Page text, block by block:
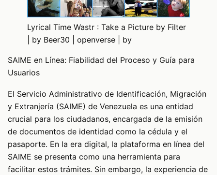
Lyrical Time Wastr : Take a Picture by Filter
| by Beer30 | openverse | by
SAIME en Línea: Fiabilidad del Proceso y Guía para
Usuarios
El Servicio Administrativo de Identificación, Migración
y Extranjería (SAIME) de Venezuela es una entidad
crucial para los ciudadanos, encargada de la emisión
de documentos de identidad como la cédula y el
pasaporte. En la era digital, la plataforma en línea del
SAIME se presenta como una herramienta para
facilitar estos trámites. Sin embargo, la experiencia de